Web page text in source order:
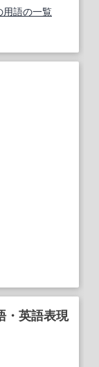
用語の一覧
・英語表現